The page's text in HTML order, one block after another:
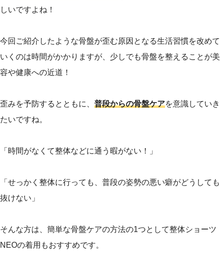
しいですよね！
今回ご紹介したような骨盤が歪む原因となる生活習慣を改めて
いくのは時間がかかりますが、少しでも骨盤を整えることが美
容や健康への近道！
歪みを予防するとともに、 普段からの骨盤ケアを意識していき
たいですね。
「時間がなくて整体などに通う暇がない！」
「せっかく整体に行っても、普段の姿勢の悪い癖がどうしても
抜けない」
そんな方は、簡単な骨盤ケアの方法の1つとして整体ショーツ
NEOの着用もおすすめです。